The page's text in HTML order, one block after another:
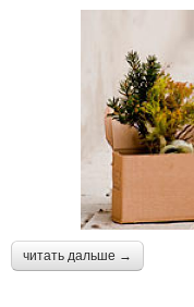
читать дальше →